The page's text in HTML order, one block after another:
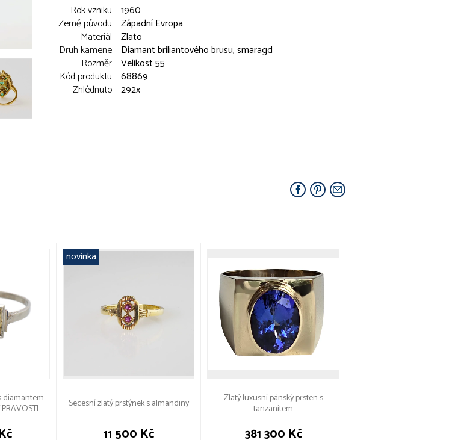
Rok vzniku 1960
Země původu Západní Evropa
Materiál Zlato
Druh kamene Diamant briliantového brusu, smaragd
Rozměr Velikost 55
Kód produktu 68869
Zhlédnuto 292x
diamantem
novinka
Secesní zlatý prstýnek s almandiny
11 500 Kč
Zlatý luxusní pánský prsten s
tanzanitem
381 300 Kč